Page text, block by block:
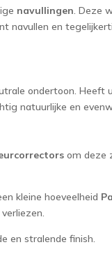
navullingen. Deze
navullen en
ondertoon. Heeft
natuurlijke en
om deze
kleine hoeveelheid
en stralende finish.